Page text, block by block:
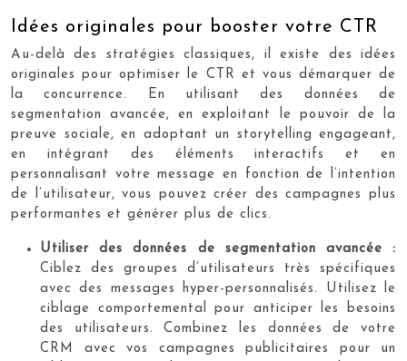
Idées originales pour booster votre CTR
Au-delà des stratégies classiques, il existe des idées
originales pour optimiser le CTR et vous démarquer de
la concurrence. En utilisant des données de
segmentation avancée, en exploitant le pouvoir de la
preuve sociale, en adoptant un storytelling engageant,
en intégrant des éléments interactifs et en
personnalisant votre message en fonction de l’intention
de l’utilisateur, vous pouvez créer des campagnes plus
performantes et générer plus de clics.
Utiliser des données de segmentation avancée :
Ciblez des groupes d’utilisateurs très spécifiques
avec des messages hyper-personnalisés. Utilisez le
ciblage comportemental pour anticiper les besoins
des utilisateurs. Combinez les données de votre
CRM avec vos campagnes publicitaires pour un